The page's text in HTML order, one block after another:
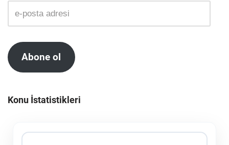
Abone ol
Konu İstatistikleri